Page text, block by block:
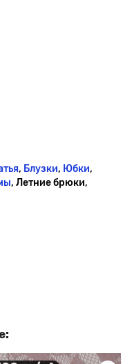
, Блузки, Юбки,
, Летние брюки,